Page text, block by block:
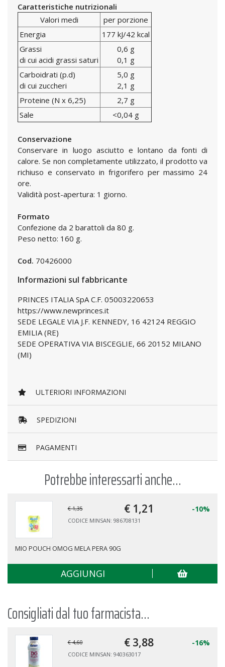
Caratteristiche nutrizionali
Valori medi
per porzione
Energia
177 kJ/42 kcal
Grassi
di cui acidi grassi saturi
0,6 g
0,1 g
Carboidrati (p.d)
di cui zuccheri
5,0 g
2,1 g
Proteine (N x 6,25)
2,7 g
Sale
<0,04 g
Conservazione
Conservare in luogo asciutto e lontano da fonti di
calore. Se non completamente utilizzato, il prodotto va
richiuso e conservato in frigorifero per massimo 24
ore.
Validità post-apertura: 1 giorno.
Formato
Confezione da 2 barattoli da 80 g.
Peso netto: 160 g.
Cod. 70426000
Informazioni sul fabbricante
PRINCES ITALIA SpA C.F. 05003220653
https://www.newprinces.it
SEDE LEGALE VIA J.F. KENNEDY, 16 42124 REGGIO
EMILIA (RE)
SEDE OPERATIVA VIA BISCEGLIE, 66 20152 MILANO
(MI)
ULTERIORI INFORMAZIONI
SPEDIZIONI
PAGAMENTI
Potrebbe interessarti anche...
€ 1,35 € 1,21 -10%
CODICE MINSAN: 986708131
MIO POUCH OMOG MELA PERA 90G
AGGIUNGI
Consigliati dal tuo farmacista...
€ 4,60 € 3,88 -16%
CODICE MINSAN: 940363017